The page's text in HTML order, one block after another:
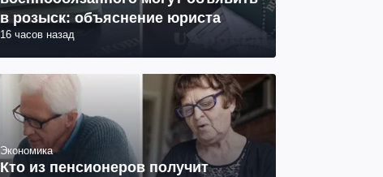
в розыск: объяснение юриста
16 часов назад
Экономика
Кто из пенсионеров получит